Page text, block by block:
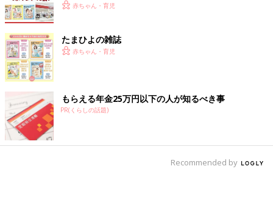
赤ちゃん・育児
たまひよの雑誌
赤ちゃん・育児
もらえる年金25万円以下の人が知るべき事
PR(くらしの話題)
Recommended by